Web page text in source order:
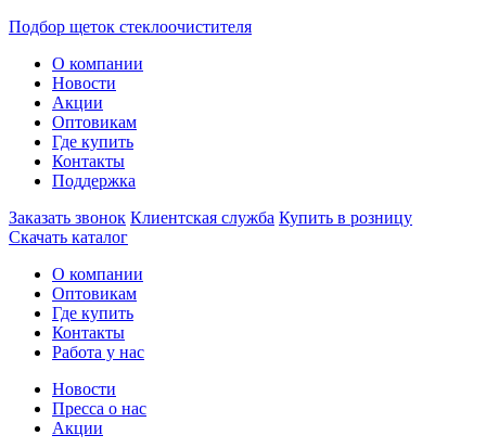
Подбор щеток стеклоочистителя
О компании
Новости
Акции
Оптовикам
Где купить
Контакты
Поддержка
Заказать звонок Клиентская служба Купить в розницу
Скачать каталог
О компании
Оптовикам
Где купить
Контакты
Работа у нас
Новости
Пресса о нас
Акции